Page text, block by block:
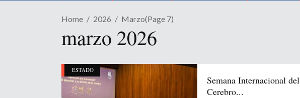
Home 2026 Marzo(Page 7)
marzo 2026
ESTADO
Semana Internacional del
Cerebro...